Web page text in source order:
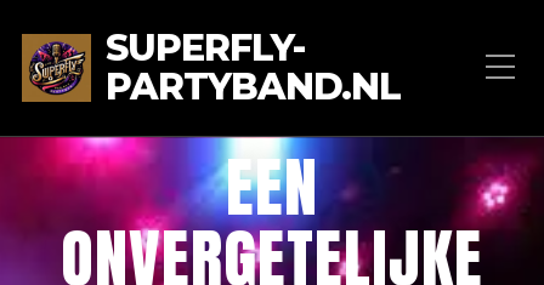
SUPERFLY-
PARTYBAND.NL
EEN
ONVERGETELIJKE